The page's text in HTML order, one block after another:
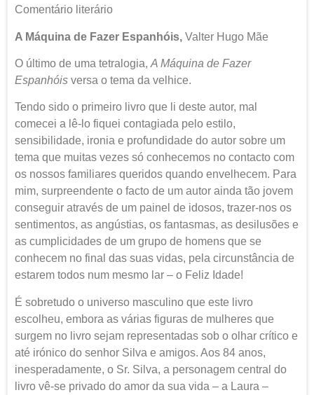
Comentário literário
A Máquina de Fazer Espanhóis, Valter Hugo Mãe
O último de uma tetralogia, A Máquina de Fazer
Espanhóis versa o tema da velhice.
Tendo sido o primeiro livro que li deste autor, mal
comecei a lê-lo fiquei contagiada pelo estilo,
sensibilidade, ironia e profundidade do autor sobre um
tema que muitas vezes só conhecemos no contacto com
os nossos familiares queridos quando envelhecem. Para
mim, surpreendente o facto de um autor ainda tão jovem
conseguir através de um painel de idosos, trazer-nos os
sentimentos, as angústias, os fantasmas, as desilusões e
as cumplicidades de um grupo de homens que se
conhecem no final das suas vidas, pela circunstância de
estarem todos num mesmo lar – o Feliz Idade!
É sobretudo o universo masculino que este livro
escolheu, embora as várias figuras de mulheres que
surgem no livro sejam representadas sob o olhar crítico e
até irónico do senhor Silva e amigos. Aos 84 anos,
inesperadamente, o Sr. Silva, a personagem central do
livro vê-se privado do amor da sua vida – a Laura –